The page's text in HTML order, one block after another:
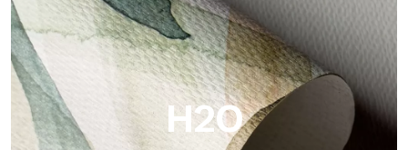
Metal ist die metallische Tapete von Tecnografica, mit
einzigartigen metallischen Reflexen, die Gold-, Silber-, Kupfer-
und satte Farben hervorheben.
H2O